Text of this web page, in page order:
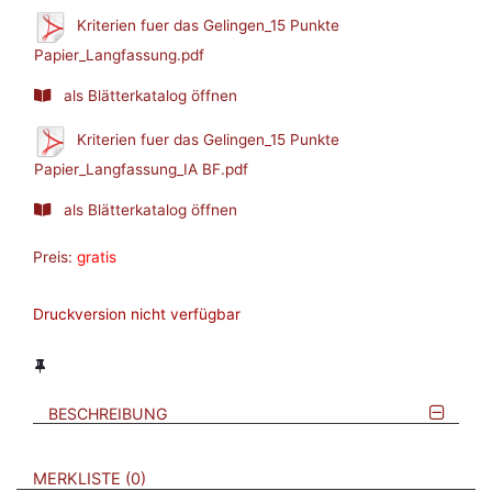
Kriterien fuer das Gelingen_15 Punkte
Papier_Langfassung.pdf
als Blätterkatalog öffnen
Kriterien fuer das Gelingen_15 Punkte
Papier_Langfassung_IA BF.pdf
als Blätterkatalog öffnen
Preis: gratis
Druckversion nicht verfügbar
BESCHREIBUNG
VERWEISE AUF VERMERKTE- ODER ZULETZT ANGESEHENE
MERKLISTE 0 BROSCHÜREN